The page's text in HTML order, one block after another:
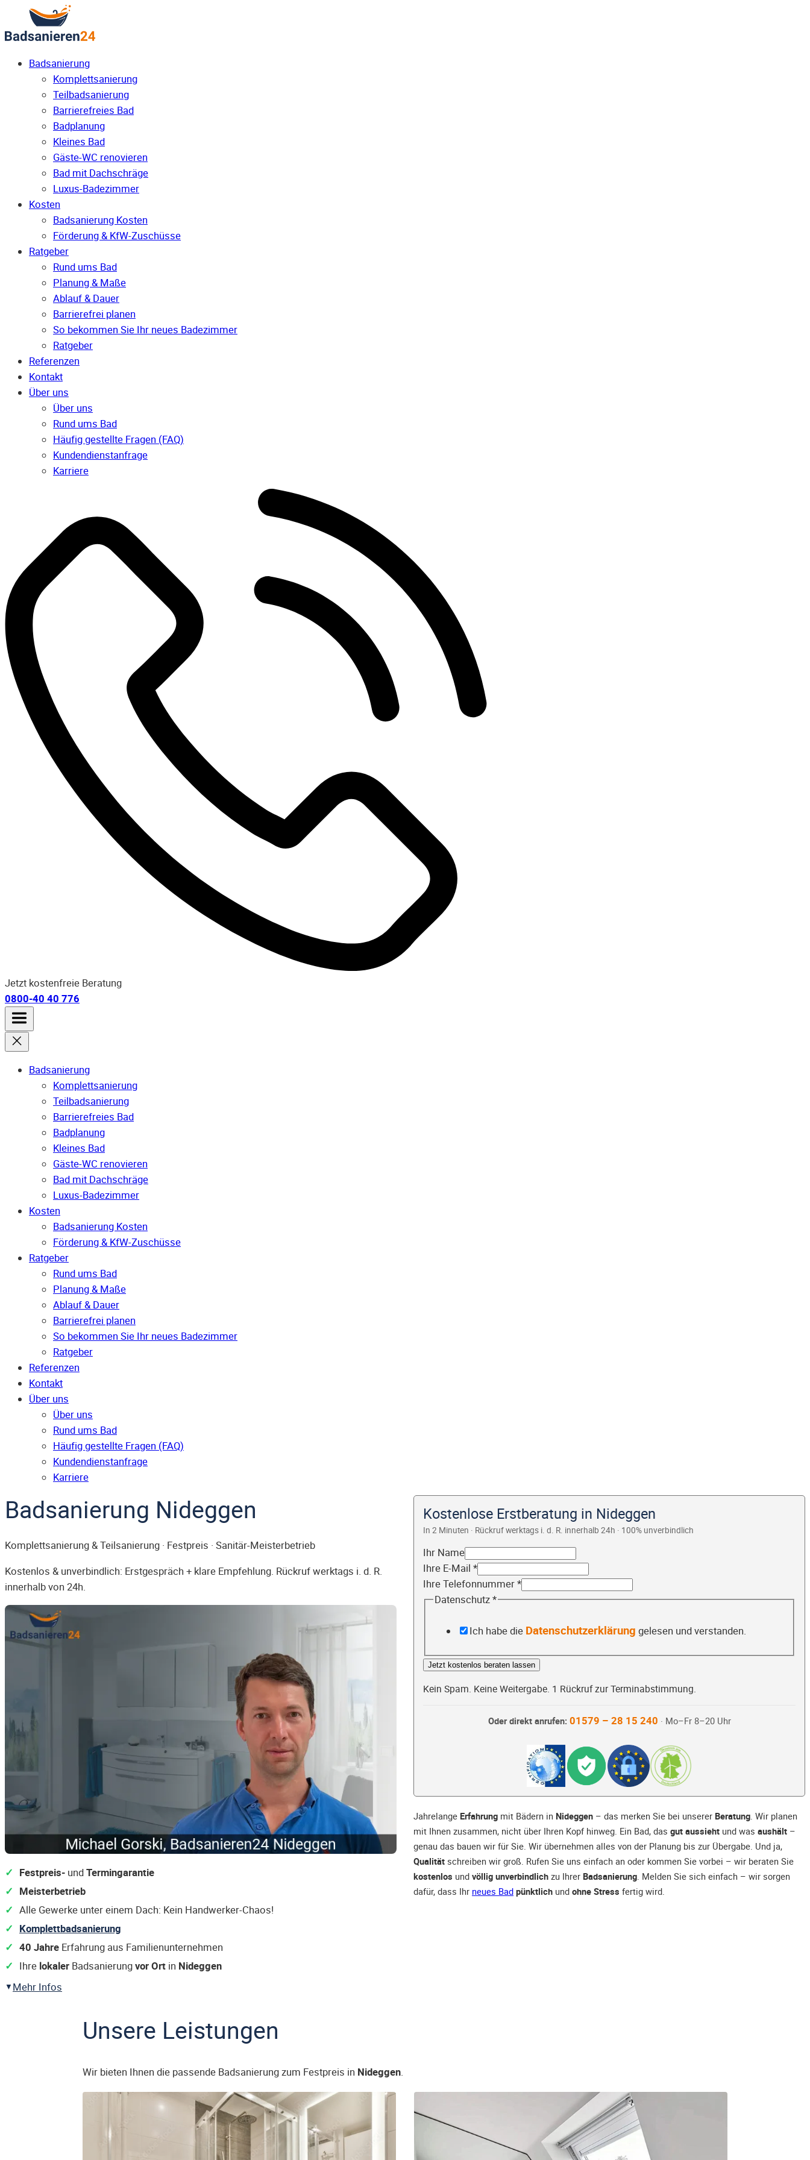
Badsanierung
Komplettsanierung
Teilbadsanierung
Barrierefreies Bad
Badplanung
Kleines Bad
Gäste-WC renovieren
Bad mit Dachschräge
Luxus-Badezimmer
Kosten
Badsanierung Kosten
Förderung & KfW-Zuschüsse
Ratgeber
Rund ums Bad
Planung & Maße
Ablauf & Dauer
Barrierefrei planen
So bekommen Sie Ihr neues Badezimmer
Ratgeber
Referenzen
Kontakt
Über uns
Über uns
Rund ums Bad
Häufig gestellte Fragen (FAQ)
Kunden­dienst­anfrage
Karriere
Jetzt kostenfreie Beratung
0800-40 40 776
Badsanierung
Komplettsanierung
Teilbadsanierung
Barrierefreies Bad
Badplanung
Kleines Bad
Gäste-WC renovieren
Bad mit Dachschräge
Luxus-Badezimmer
Kosten
Badsanierung Kosten
Förderung & KfW-Zuschüsse
Ratgeber
Rund ums Bad
Planung & Maße
Ablauf & Dauer
Barrierefrei planen
So bekommen Sie Ihr neues Badezimmer
Ratgeber
Referenzen
Kontakt
Über uns
Über uns
Rund ums Bad
Häufig gestellte Fragen (FAQ)
Kunden­dienst­anfrage
Karriere
Badsanierung Nideggen
Komplettsanierung & Teilsanierung · Festpreis · Sanitär-Meisterbetrieb
Kostenlos & unverbindlich: Erstgespräch + klare Empfehlung. Rückruf werktags i. d. R.
innerhalb von 24h.
Festpreis- undTermingarantie
Meisterbetrieb
Alle Gewerke unter einem Dach: Kein Handwerker-Chaos!
Komplettbadsanierung
40 Jahre Erfahrung aus Familienunternehmen
Ihre lokaler Badsanierungvor Ort in Nideggen
Mehr Infos
Kostenlose Erstberatung in Nideggen
In 2 Minuten · Rückruf werktags i. d. R. innerhalb 24h · 100% unverbindlich
Ihr Name
Ihre E-Mail *
Ihre Telefonnummer*
Datenschutz*
Ich habe die Datenschutzerklärung gelesen und verstanden.
Jetzt kostenlos beraten lassen
Kein Spam. Keine Weitergabe. 1 Rückruf zur Terminabstimmung.
Oder direkt anrufen: 01579 – 28 15 240 · Mo–Fr 8–20 Uhr
Jahrelange Erfahrung mit Bädern in Nideggen – das merken Sie bei unserer Beratung. Wir planen
mit Ihnen zusammen, nicht über Ihren Kopf hinweg. Ein Bad, das gut aussieht und was aushält –
genau das bauen wir für Sie. Wir übernehmen alles von der Planung bis zur Übergabe. Und ja,
Qualität schreiben wir groß. Rufen Sie uns einfach an oder kommen Sie vorbei – wir beraten Sie
kostenlos und völlig unverbindlich zu Ihrer Badsanierung. Melden Sie sich einfach – wir sorgen
dafür, dass Ihr neues Bad pünktlich und ohne Stress fertig wird.
Unsere Leistungen
Wir bieten Ihnen die passende Badsanierung zum Festpreis in Nideggen.